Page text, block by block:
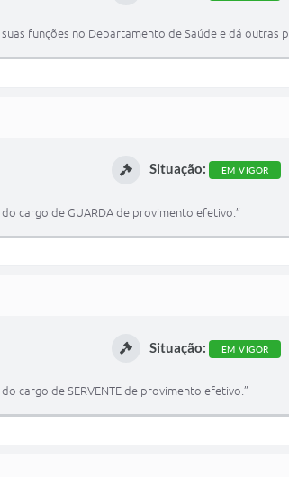
funções no Departamento de Saúde e dá outras
Situação: EM VIGOR
cargo de GUARDA de provimento efetivo.”
Situação: EM VIGOR
cargo de SERVENTE de provimento efetivo.”